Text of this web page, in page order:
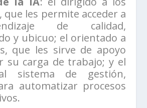
que les permite acceder a
de calidad,
y ubicuo; el orientado a
que les sirve de apoyo
su carga de trabajo; y el
sistema de gestión,
automatizar procesos